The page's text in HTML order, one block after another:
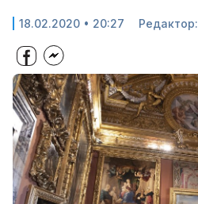
18.02.2020 • 20:27 Редактор: